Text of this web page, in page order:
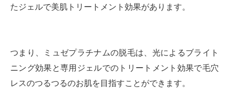
たジェルで美肌トリートメント効果があります。
つまり、ミュゼプラチナムの脱毛は、光によるブライト
ニング効果と専用ジェルでのトリートメント効果で毛穴
レスのつるつるのお肌を目指すことができます。